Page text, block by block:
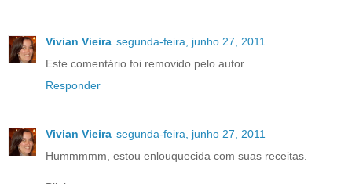
Vivian Vieira segunda-feira, junho 27, 2011
Este comentário foi removido pelo autor.
Responder
Vivian Vieira segunda-feira, junho 27, 2011
Hummmmm, estou enlouquecida com suas receitas.